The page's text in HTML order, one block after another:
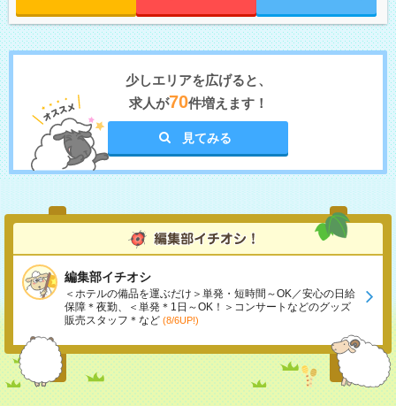
少しエリアを広げると、
求人が70件増えます！
見てみる
編集部イチオシ
＜ホテルの備品を運ぶだけ＞単発・短時間～OK／安心の日給
保障＊夜勤、＜単発＊1日～OK！＞コンサートなどのグッズ
販売スタッフ＊など (8/6UP!)